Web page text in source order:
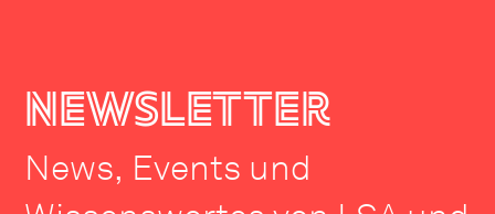
newsletter
News, Events und